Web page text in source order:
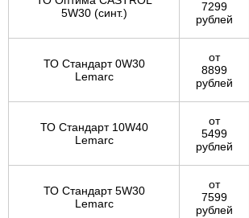
5W30 (синт.)
7299
рублей
ТО Стандарт 0W30
Lemarc
от
8899
рублей
ТО Стандарт 10W40
Lemarc
от
5499
рублей
ТО Стандарт 5W30
Lemarc
от
7599
рублей